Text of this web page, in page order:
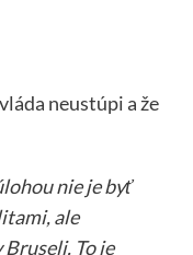
neustúpi a že
nie je byť
ale
To je